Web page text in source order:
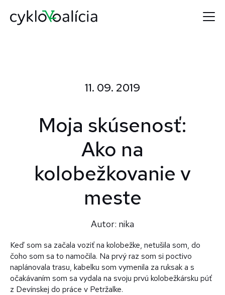
11. 09. 2019
Moja skúsenosť:
Ako na
kolobežkovanie v
meste
Autor: nika
Keď som sa začala voziť na kolobežke, netušila som, do
čoho som sa to namočila. Na prvý raz som si poctivo
naplánovala trasu, kabelku som vymenila za ruksak a s
očakávaním som sa vydala na svoju prvú kolobežkársku púť
z Devínskej do práce v Petržalke.